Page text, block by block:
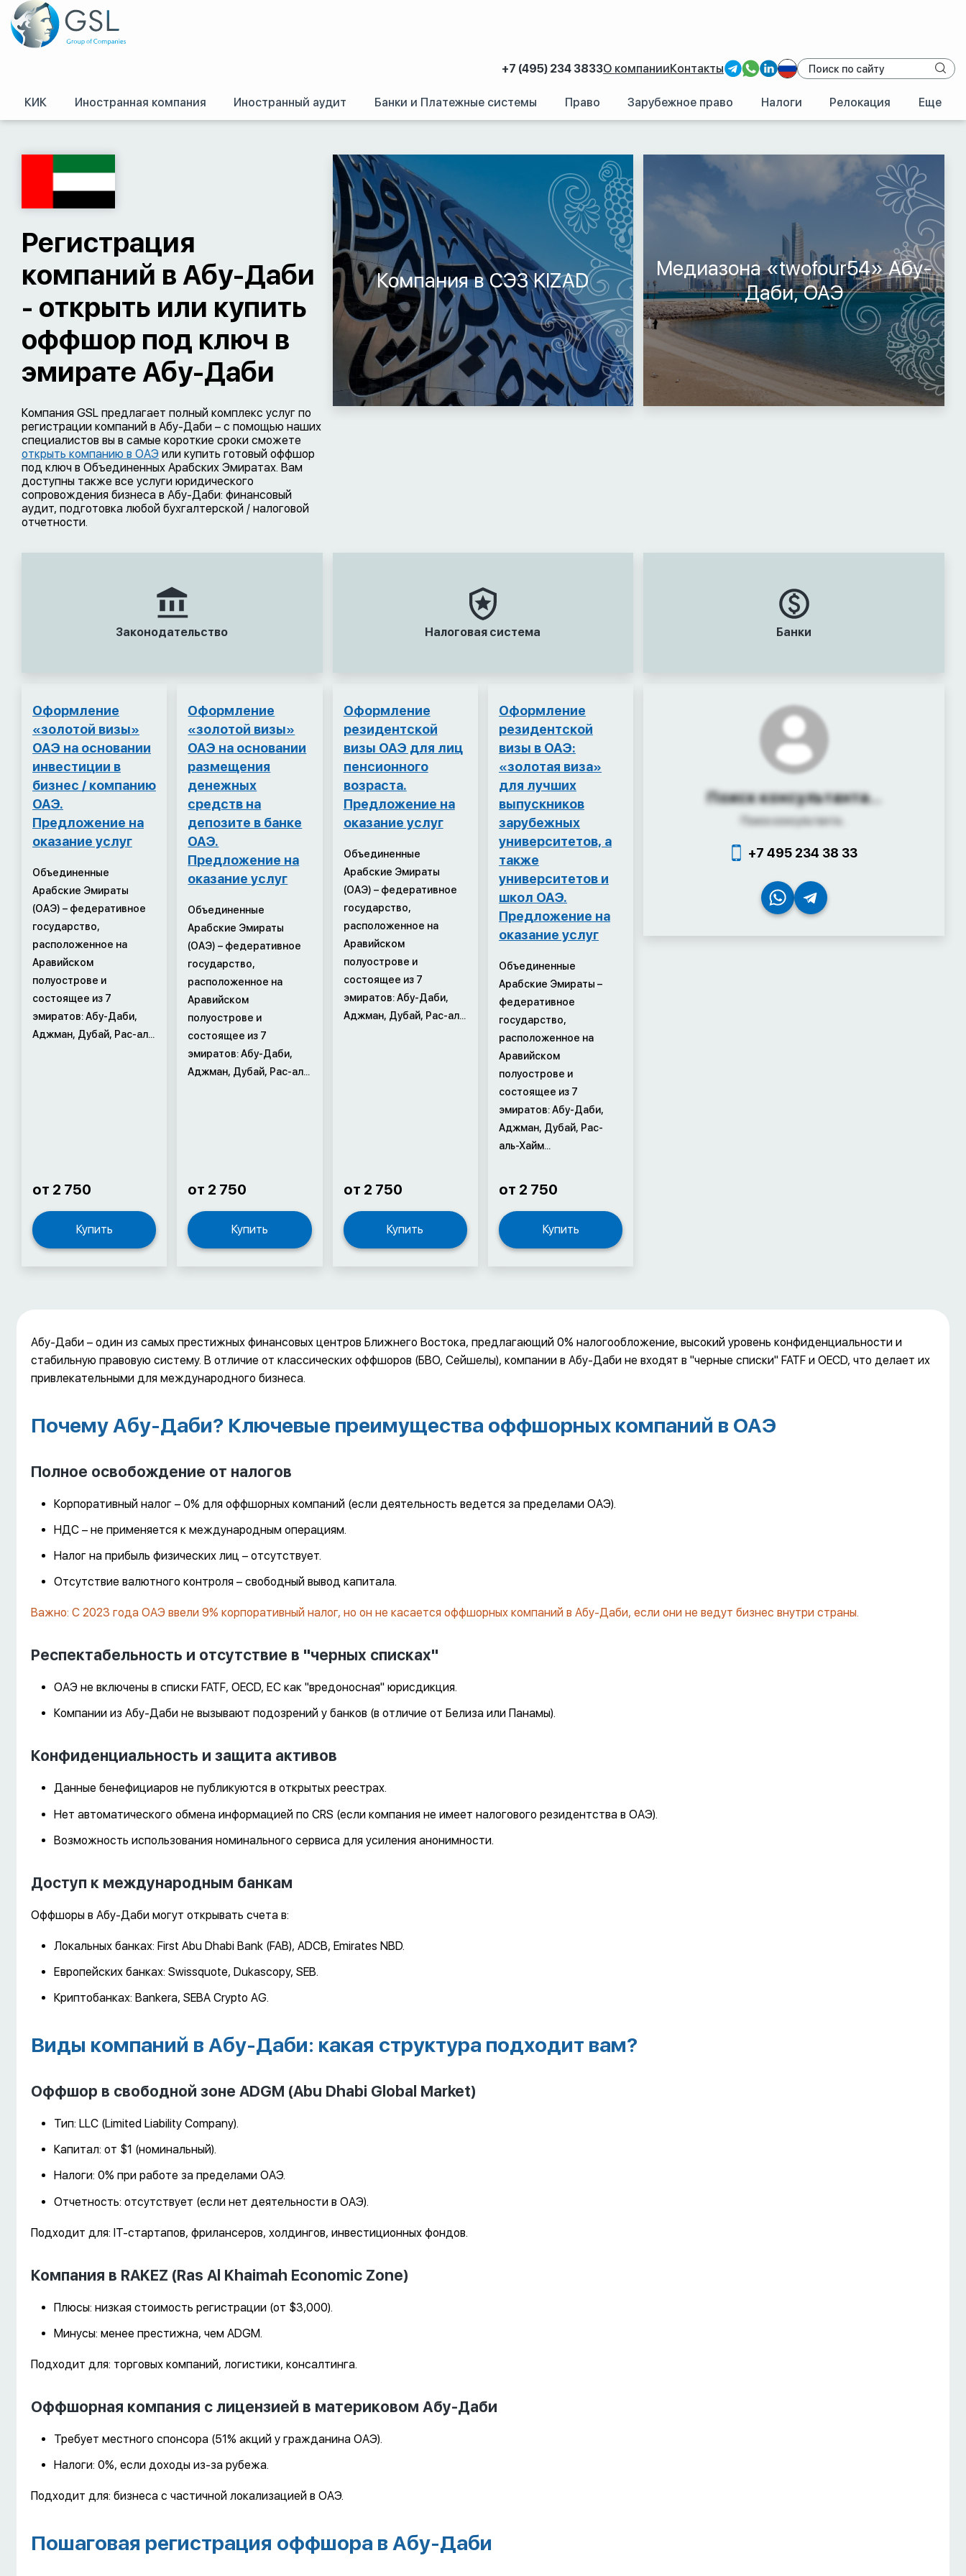
+7 (495) 234 3833О компанииКонтакты
КИК Иностранная компания Иностранный аудит Банки и Платежные системы Право Зарубежное право Налоги Релокация Еще
GSL/Оффшоры и международное право. Регистрация оффшорных компаний. Регистрация иностранных компаний за рубежом / Ближний Восток/ОАЭ/Абу-Даби
Регистрация
компаний в Абу-Даби
- открыть или купить
оффшор под ключ в
эмирате Абу-Даби
Компания GSL предлагает полный комплекс услуг по
регистрации компаний в Абу-Даби – с помощью наших
специалистов вы в самые короткие сроки сможете
открыть компанию в ОАЭ или купить готовый оффшор
под ключ в Объединенных Арабских Эмиратах. Вам
доступны также все услуги юридического
сопровождения бизнеса в Абу-Даби: финансовый
аудит, подготовка любой бухгалтерской / налоговой
отчетности.
Компания в СЭЗ KIZAD
Медиазона «twofour54» Абу-
Даби, ОАЭ
Законодательство Налоговая система Банки
Оформление
«золотой визы»
ОАЭ на основании
инвестиции в
бизнес / компанию
ОАЭ.
Предложение на
оказание услуг
Объединенные
Арабские Эмираты
(ОАЭ) – федеративное
государство,
расположенное на
Аравийском
полуострове и
состоящее из 7
эмиратов: Абу-Даби,
Аджман, Дубай, Рас-ал...
от 2 750
Купить
Оформление
«золотой визы»
ОАЭ на основании
размещения
денежных
средств на
депозите в банке
ОАЭ.
Предложение на
оказание услуг
Объединенные
Арабские Эмираты
(ОАЭ) – федеративное
государство,
расположенное на
Аравийском
полуострове и
состоящее из 7
эмиратов: Абу-Даби,
Аджман, Дубай, Рас-ал...
от 2 750
Купить
Оформление
резидентской
визы ОАЭ для лиц
пенсионного
возраста.
Предложение на
оказание услуг
Объединенные
Арабские Эмираты
(ОАЭ) – федеративное
государство,
расположенное на
Аравийском
полуострове и
состоящее из 7
эмиратов: Абу-Даби,
Аджман, Дубай, Рас-ал...
от 2 750
Купить
Оформление
резидентской
визы в ОАЭ:
«золотая виза»
для лучших
выпускников
зарубежных
университетов, а
также
университетов и
школ ОАЭ.
Предложение на
оказание услуг
Объединенные
Арабские Эмираты –
федеративное
государство,
расположенное на
Аравийском
полуострове и
состоящее из 7
эмиратов: Абу-Даби,
Аджман, Дубай, Рас-
аль-Хайм...
от 2 750
Купить
Поиск консультанта...
Поиск консультанта...
+7 495 234 38 33
Абу-Даби – один из самых престижных финансовых центров Ближнего Востока, предлагающий 0% налогообложение, высокий уровень конфиденциальности и
стабильную правовую систему. В отличие от классических оффшоров (БВО, Сейшелы), компании в Абу-Даби не входят в "черные списки" FATF и OECD, что делает их
привлекательными для международного бизнеса.
Почему Абу-Даби? Ключевые преимущества оффшорных компаний в ОАЭ
Полное освобождение от налогов
Корпоративный налог – 0% для оффшорных компаний (если деятельность ведется за пределами ОАЭ).
НДС – не применяется к международным операциям.
Налог на прибыль физических лиц – отсутствует.
Отсутствие валютного контроля – свободный вывод капитала.
Важно: С 2023 года ОАЭ ввели 9% корпоративный налог, но он не касается оффшорных компаний в Абу-Даби, если они не ведут бизнес внутри страны.
Респектабельность и отсутствие в "черных списках"
ОАЭ не включены в списки FATF, OECD, ЕС как "вредоносная" юрисдикция.
Компании из Абу-Даби не вызывают подозрений у банков (в отличие от Белиза или Панамы).
Конфиденциальность и защита активов
Данные бенефициаров не публикуются в открытых реестрах.
Нет автоматического обмена информацией по CRS (если компания не имеет налогового резидентства в ОАЭ).
Возможность использования номинального сервиса для усиления анонимности.
Доступ к международным банкам
Оффшоры в Абу-Даби могут открывать счета в:
Локальных банках: First Abu Dhabi Bank (FAB), ADCB, Emirates NBD.
Европейских банках: Swissquote, Dukascopy, SEB.
Криптобанках: Bankera, SEBA Crypto AG.
Виды компаний в Абу-Даби: какая структура подходит вам?
Оффшор в свободной зоне ADGM (Abu Dhabi Global Market)
Тип: LLC (Limited Liability Company).
Капитал: от $1 (номинальный).
Налоги: 0% при работе за пределами ОАЭ.
Отчетность: отсутствует (если нет деятельности в ОАЭ).
Подходит для: IT-стартапов, фрилансеров, холдингов, инвестиционных фондов.
Компания в RAKEZ (Ras Al Khaimah Economic Zone)
Плюсы: низкая стоимость регистрации (от $3,000).
Минусы: менее престижна, чем ADGM.
Подходит для: торговых компаний, логистики, консалтинга.
Оффшорная компания с лицензией в материковом Абу-Даби
Требует местного спонсора (51% акций у гражданина ОАЭ).
Налоги: 0%, если доходы из-за рубежа.
Подходит для: бизнеса с частичной локализацией в ОАЭ.
Пошаговая регистрация оффшора в Абу-Даби